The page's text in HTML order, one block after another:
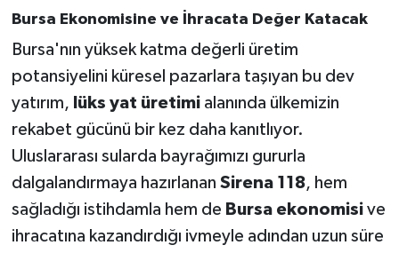
Bursa Ekonomisine ve İhracata Değer Katacak
Bursa'nın yüksek katma değerli üretim
potansiyelini küresel pazarlara taşıyan bu dev
yatırım, lüks yat üretimialanında ülkemizin
rekabet gücünü bir kez daha kanıtlıyor.
Uluslararası sularda bayrağımızı gururla
dalgalandırmaya hazırlanan Sirena 118, hem
sağladığı istihdamla hem de Bursa ekonomisive
ihracatına kazandırdığı ivmeyle adından uzun süre